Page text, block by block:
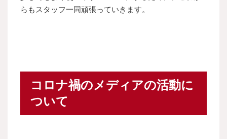
らもスタッフ一同頑張っていきます。
コロナ禍のメディアの活動に
ついて